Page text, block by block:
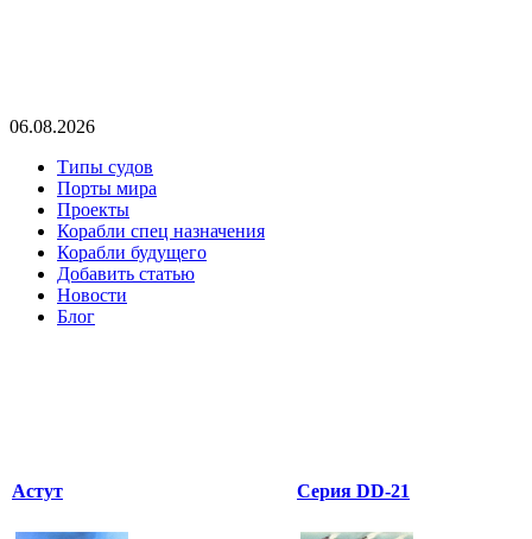
06.08.2026
Типы судов
Порты мира
Проекты
Корабли спец назначения
Корабли будущего
Добавить статью
Новости
Блог
Астут Серия DD-21